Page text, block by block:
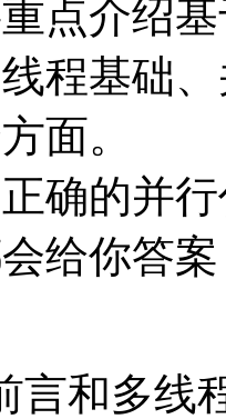
点介绍
程基础
面。
确的并
给你答
言和多线